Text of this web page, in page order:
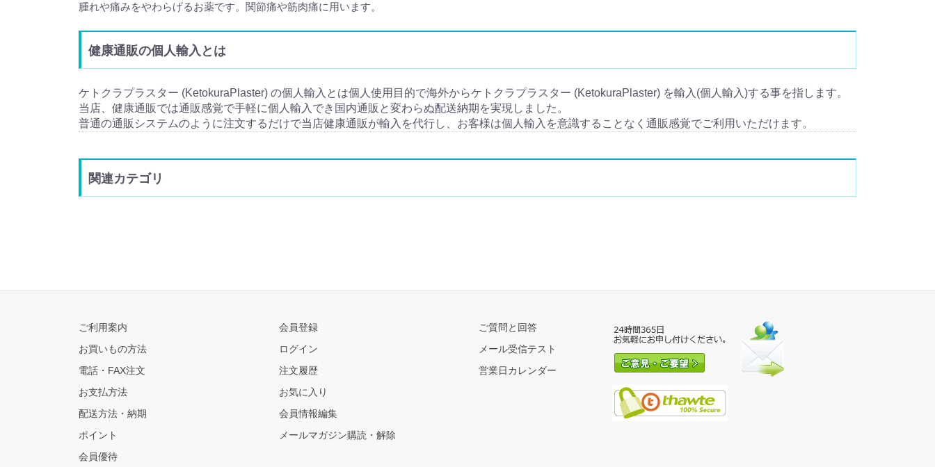
腫れや痛みをやわらげるお薬です。関節痛や筋肉痛に用います。
健康通販の個人輸入とは
ケトクラプラスター (KetokuraPlaster) の個人輸入とは個人使用目的で海外からケトクラプラスター (KetokuraPlaster) を輸入(個人輸入)する事を指します。
当店、健康通販では通販感覚で手軽に個人輸入でき国内通販と変わらぬ配送納期を実現しました。
普通の通販システムのように注文するだけで当店健康通販が輸入を代行し、お客様は個人輸入を意識することなく通販感覚でご利用いただけます。
関連カテゴリ
ご利用案内
お買いもの方法
電話・FAX注文
お支払方法
配送方法・納期
ポイント
会員優待
会員登録
ログイン
注文履歴
お気に入り
会員情報編集
メールマガジン購読・解除
ご質問と回答
メール受信テスト
営業日カレンダー